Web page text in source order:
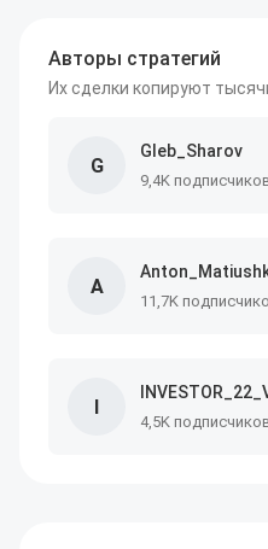
Авторы стратегий
Их сделки копируют
G
Gleb_Sharov
9,4K
A
11,7K
I
4,5K